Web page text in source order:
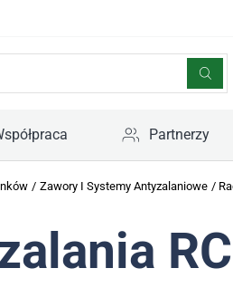
Partnerzy
/ Zawory I Systemy Antyzalaniowe /